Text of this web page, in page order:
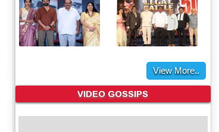
View More..
VIDEO GOSSIPS